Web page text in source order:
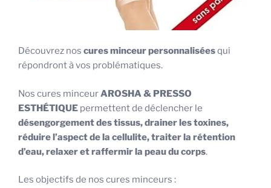
Découvrez nos cures minceur personnaliséesqui
répondront à vos problématiques.
Nos cures minceurAROSHA & PRESSO
ESTHÉTIQUE permettent de déclencher le
désengorgement des tissus, drainer les toxines,
réduire l’aspect de la cellulite, traiter la rétention
d’eau, relaxer et raffermir la peau du corps.
Les objectifs de nos cures minceurs :